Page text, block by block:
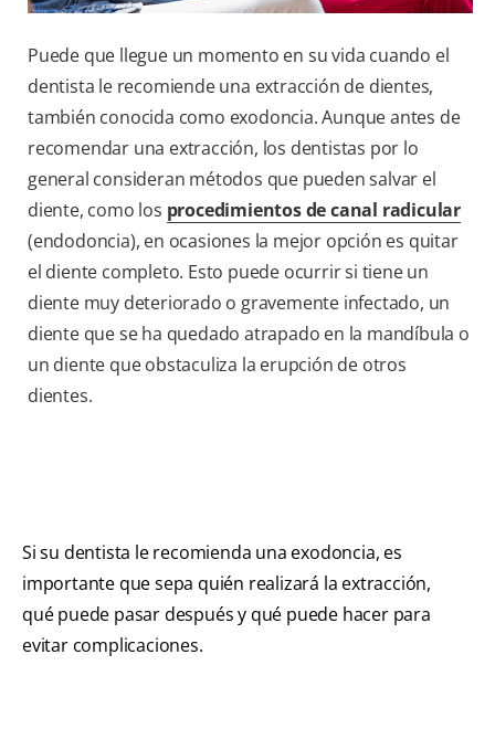
Puede que llegue un momento en su vida cuando el
dentista le recomiende una extracción de dientes,
también conocida como exodoncia. Aunque antes de
recomendar una extracción, los dentistas por lo
general consideran métodos que pueden salvar el
diente, como los procedimientos de canal radicular
(endodoncia), en ocasiones la mejor opción es quitar
el diente completo. Esto puede ocurrir si tiene un
diente muy deteriorado o gravemente infectado, un
diente que se ha quedado atrapado en la mandíbula o
un diente que obstaculiza la erupción de otros
dientes.
Si su dentista le recomienda una exodoncia, es
importante que sepa quién realizará la extracción,
qué puede pasar después y qué puede hacer para
evitar complicaciones.